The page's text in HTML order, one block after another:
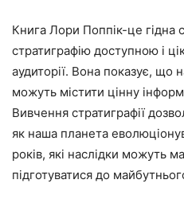
Книга Лори Поппік-це гідна
стратиграфію доступною і
аудиторії. Вона показує, що
можуть містити цінну
Вивчення стратиграфії
як наша планета
років, які наслідки можуть
підготуватися до